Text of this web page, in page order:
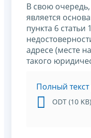
В свою
является
пункта 6
адресе (месте
такого
Полный
ODT (10 KB)